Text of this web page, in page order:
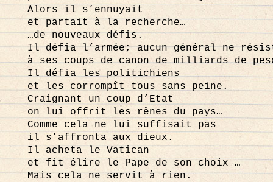
Alors il s’ennuyait
et partait à la recherche…
…de nouveaux défis.
Il défia l’armée; aucun général ne
à ses coups de canon de milliards de
Il défia les politichiens
et les corrompît tous sans peine.
Craignant un coup d’Etat
on lui offrit les rênes du pays…
Comme cela ne lui suffisait pas
il s’affronta aux dieux.
Il acheta le Vatican
et fit élire le Pape de son choix …
Mais cela ne servit à rien.